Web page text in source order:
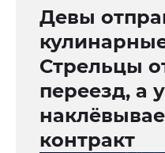
Девы
Стрельцы
переезд, а
контракт